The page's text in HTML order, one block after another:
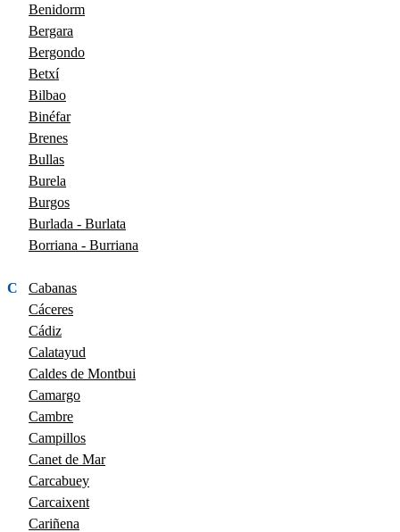
Benidorm
Bergara
Bergondo
Betxí
Bilbao
Binéfar
Brenes
Bullas
Burela
Burgos
Burlada - Burlata
Borriana - Burriana
C
Cabanas
Cáceres
Cádiz
Calatayud
Caldes de Montbui
Camargo
Cambre
Campillos
Canet de Mar
Carcabuey
Carcaixent
Cariñena